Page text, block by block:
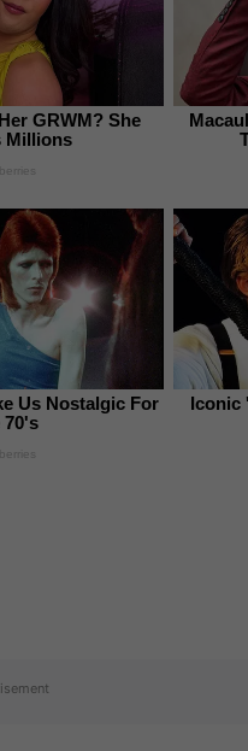
GRWM? She
Millions
Us Nostalgic For
70's
Iconic